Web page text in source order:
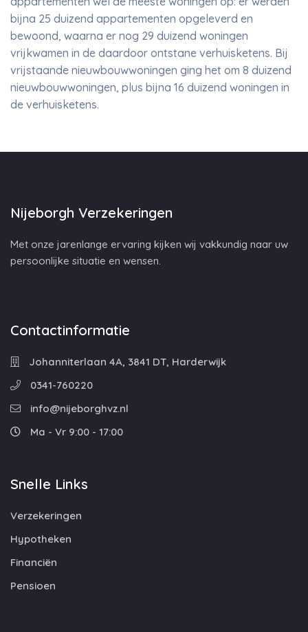
bijna 25 duizend appartementen opgeleverd en
bewoond, waarna er nog 29 duizend woningen
vrijkwamen in de daardoor ontstane verhuisketens. Bij
vrijstaande nieuwbouwwoningen ging het om 8 duizend
nieuwbouwwoningen, plus bijna 16 duizend woningen in
de verhuisketens.
Nijeborgh Verzekeringen
Met onze jarenlange ervaring kijken wij vakkundig naar uw
persoonlijke situatie en wensen.
Contactinformatie
Johanniterlaan 4A, 3841 DT, Harderwijk
0341-760220
info@nijeborghvz.nl
Ma - Vr 9:00 - 17:00
Snelle Links
Verzekeringen
Hypotheken
Financiën
Pensioen